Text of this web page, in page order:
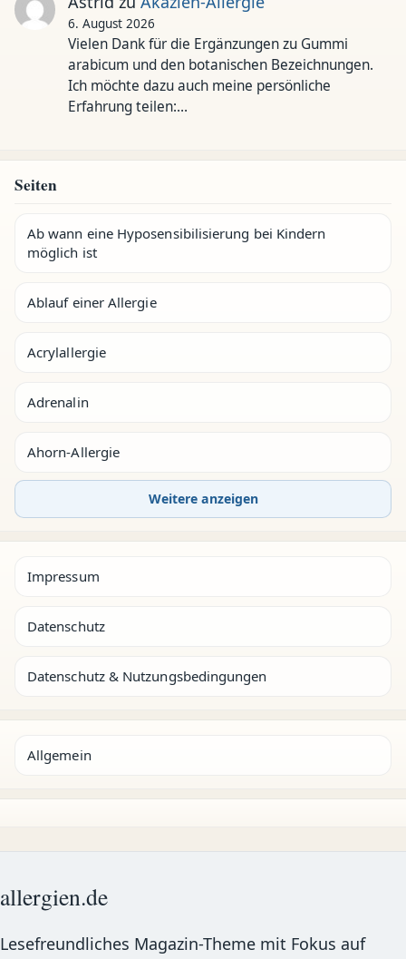
6. August 2026
Vielen Dank für die Ergänzungen zu Gummi
arabicum und den botanischen Bezeichnungen.
Ich möchte dazu auch meine persönliche
Erfahrung teilen:…
Seiten
Ab wann eine Hyposensibilisierung bei Kindern
möglich ist
Ablauf einer Allergie
Acrylallergie
Adrenalin
Ahorn-Allergie
Weitere anzeigen
Impressum
Datenschutz
Datenschutz & Nutzungsbedingungen
Allgemein
allergien.de
Lesefreundliches Magazin-Theme mit Fokus auf